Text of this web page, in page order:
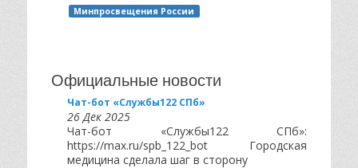
Минпросвещения России
Официальные новости
Чат-бот «Службы122 СПб»
26 Дек 2025
Чат-бот «Службы122 СПб»:
https://max.ru/spb_122_bot Городская
медицина сделала шаг в сторону